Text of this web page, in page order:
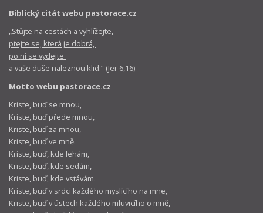
Biblický citát webu pastorace.cz
„Stůjte na cestách a vyhlížejte,
ptejte se, která je dobrá,
po ní se vydejte
a vaše duše naleznou klid.“ (Jer 6,16)
Motto webu pastorace.cz
Kriste, buď se mnou,
Kriste, buď přede mnou,
Kriste, buď za mnou,
Kriste, buď ve mně.
Kriste, buď, kde lehám,
Kriste, buď, kde sedám,
Kriste, buď, kde vstávám.
Kriste, buď v srdci každého myslícího na mne,
Kriste, buď v ústech každého mluvicího o mně,